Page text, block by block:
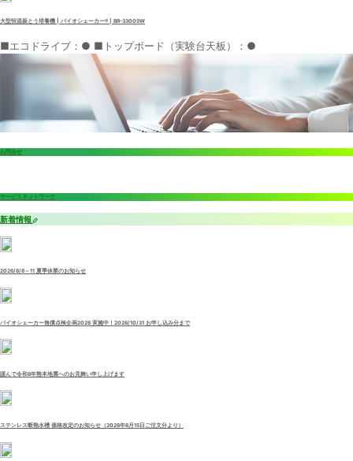
大型恒温振とう培養機 | バイオシェーカー® | BR-3300SW
■エコドライブ：● ■トップボード（実験台天板）：●
お問合せ
サービスネットワーク
新着情報
2026/8/8～11 夏季休業のお知らせ
バイオシェーカー無償点検企画2026 実施中！2026/10/31 お申し込み分まで
謹んで令和8年熊本地震へのお見舞い申し上げます
ステンレス断熱水槽 価格改定のお知らせ（2026年6月15日ご注文分より）